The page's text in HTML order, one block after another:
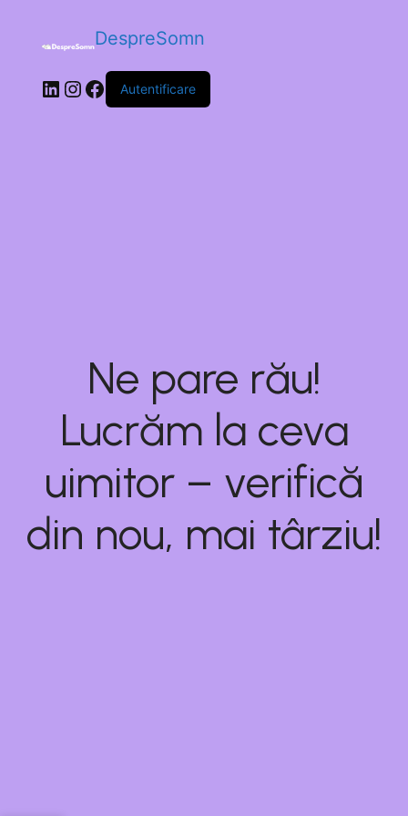
DespreSomn
Autentificare
Ne pare rău!
Lucrăm la ceva
uimitor – verifică
din nou, mai târziu!